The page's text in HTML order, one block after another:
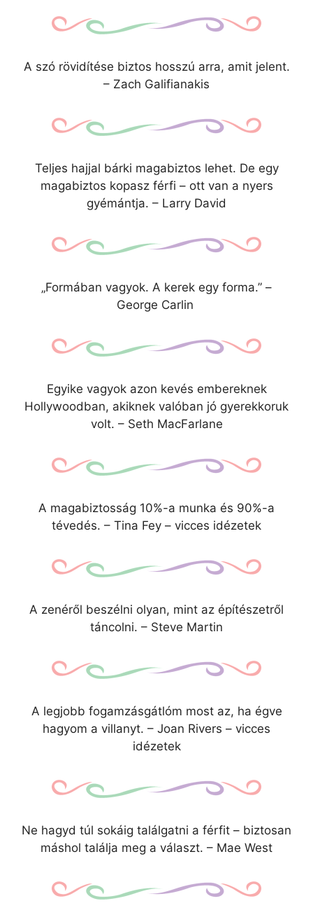
A szó rövidítése biztos hosszú arra, amit jelent.
– Zach Galifianakis
Teljes hajjal bárki magabiztos lehet. De egy
magabiztos kopasz férfi – ott van a nyers
gyémántja. – Larry David
„Formában vagyok. A kerek egy forma.” –
George Carlin
Egyike vagyok azon kevés embereknek
Hollywoodban, akiknek valóban jó gyerekkoruk
volt. – Seth MacFarlane
A magabiztosság 10%-a munka és 90%-a
tévedés. – Tina Fey – vicces idézetek
A zenéről beszélni olyan, mint az építészetről
táncolni. – Steve Martin
A legjobb fogamzásgátlóm most az, ha égve
hagyom a villanyt. – Joan Rivers – vicces
idézetek
Ne hagyd túl sokáig találgatni a férfit – biztosan
máshol találja meg a választ. – Mae West